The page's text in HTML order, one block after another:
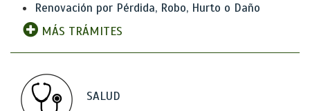
Renovación por Pérdida, Robo, Hurto o Daño
MÁS TRÁMITES
SALUD